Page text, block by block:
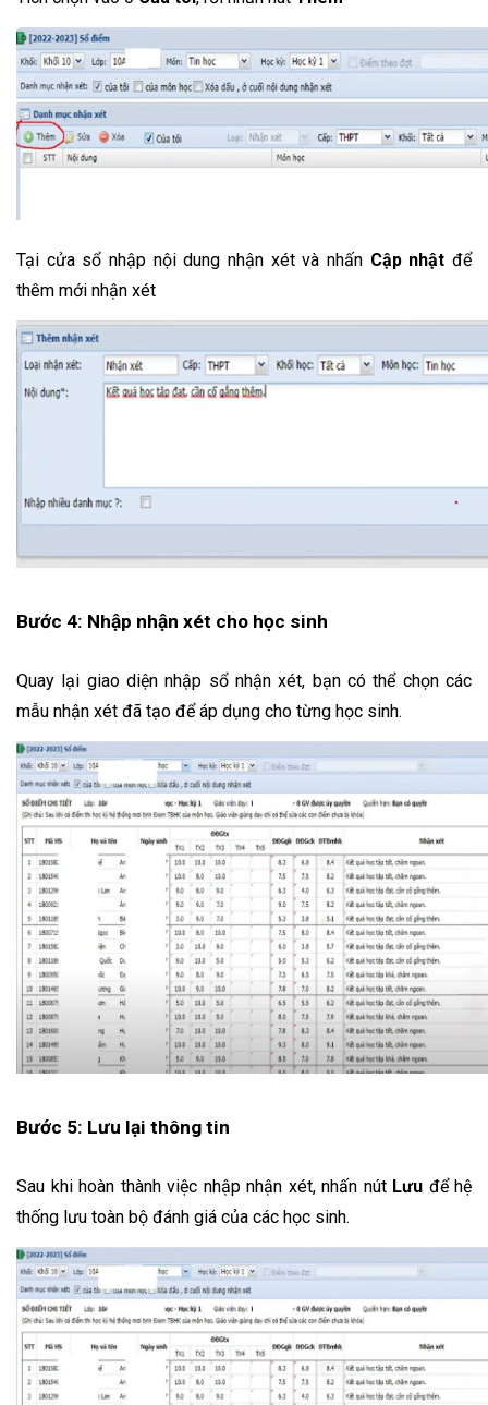
Tại cửa sổ nhập nội dung nhận xét và nhấn Cập nhật để
thêm mới nhận xét
Bước 4: Nhập nhận xét cho học sinh
Quay lại giao diện nhập sổ nhận xét, bạn có thể chọn các
mẫu nhận xét đã tạo để áp dụng cho từng học sinh.
Bước 5: Lưu lại thông tin
Sau khi hoàn thành việc nhập nhận xét, nhấn nút Lưu để hệ
thống lưu toàn bộ đánh giá của các học sinh.